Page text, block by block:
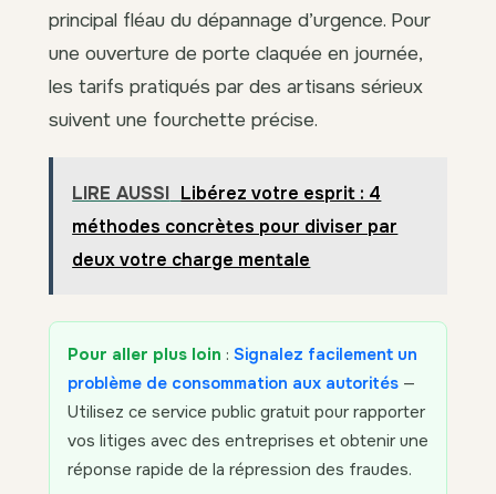
principal fléau du dépannage d’urgence. Pour
une ouverture de porte claquée en journée,
les tarifs pratiqués par des artisans sérieux
suivent une fourchette précise.
LIRE AUSSI Libérez votre esprit : 4
méthodes concrètes pour diviser par
deux votre charge mentale
Pour aller plus loin : Signalez facilement un
problème de consommation aux autorités —
Utilisez ce service public gratuit pour rapporter
vos litiges avec des entreprises et obtenir une
réponse rapide de la répression des fraudes.